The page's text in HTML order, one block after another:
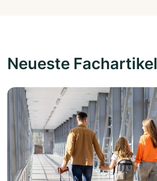
Neueste Fachartikel